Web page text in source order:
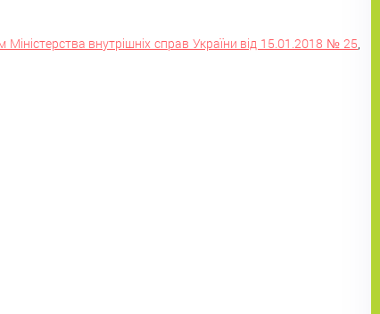
Міністерства внутрішніх справ України від 15.01.2018 № 25,